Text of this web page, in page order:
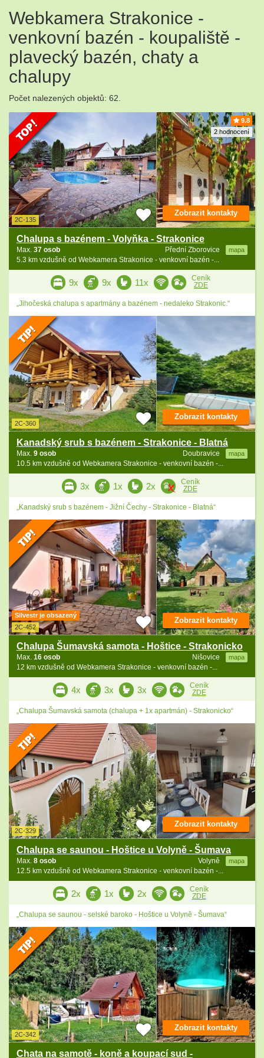
Webkamera Strakonice -
venkovní bazén - koupaliště -
plavecký bazén, chaty a
chalupy
Počet nalezených objektů: 62.
9.8
2 hodnocení
2C-135
Chalupa s bazénem - Volyňka - Strakonice
Přední Zborovice mapa
Max. 37 osob
5.3 km vzdušně od Webkamera Strakonice - venkovní bazén -...
Zobrazit kontakty
9x 9x 11x
Ceník
ZDE
„Jihočeská chalupa s apartmány a bazénem - nedaleko Strakonic.“
2C-360
Kanadský srub s bazénem - Strakonice - Blatná
Doubravice mapa
Max. 9 osob
10.5 km vzdušně od Webkamera Strakonice - venkovní bazén -...
Zobrazit kontakty
3x 1x 2x
Ceník
ZDE
„Kanadský srub s bazénem - Jižní Čechy - Strakonice - Blatná“
Silvestr je obsazený
2C-452
Chalupa Šumavská samota - Hoštice - Strakonicko
Nišovice mapa
Max. 16 osob
12 km vzdušně od Webkamera Strakonice - venkovní bazén -...
Zobrazit kontakty
4x 3x 3x
Ceník
ZDE
„Chalupa Šumavská samota (chalupa + 1x apartmán) - Strakonicko“
2C-329
Chalupa se saunou - Hoštice u Volyně - Šumava
Volyně mapa
Max. 8 osob
12.5 km vzdušně od Webkamera Strakonice - venkovní bazén -...
Zobrazit kontakty
2x 1x 2x
Ceník
ZDE
„Chalupa se saunou - selské baroko - Hoštice u Volyně - Šumava“
2C-342
Chata na samotě - koně a koupací sud -
Zobrazit kontakty